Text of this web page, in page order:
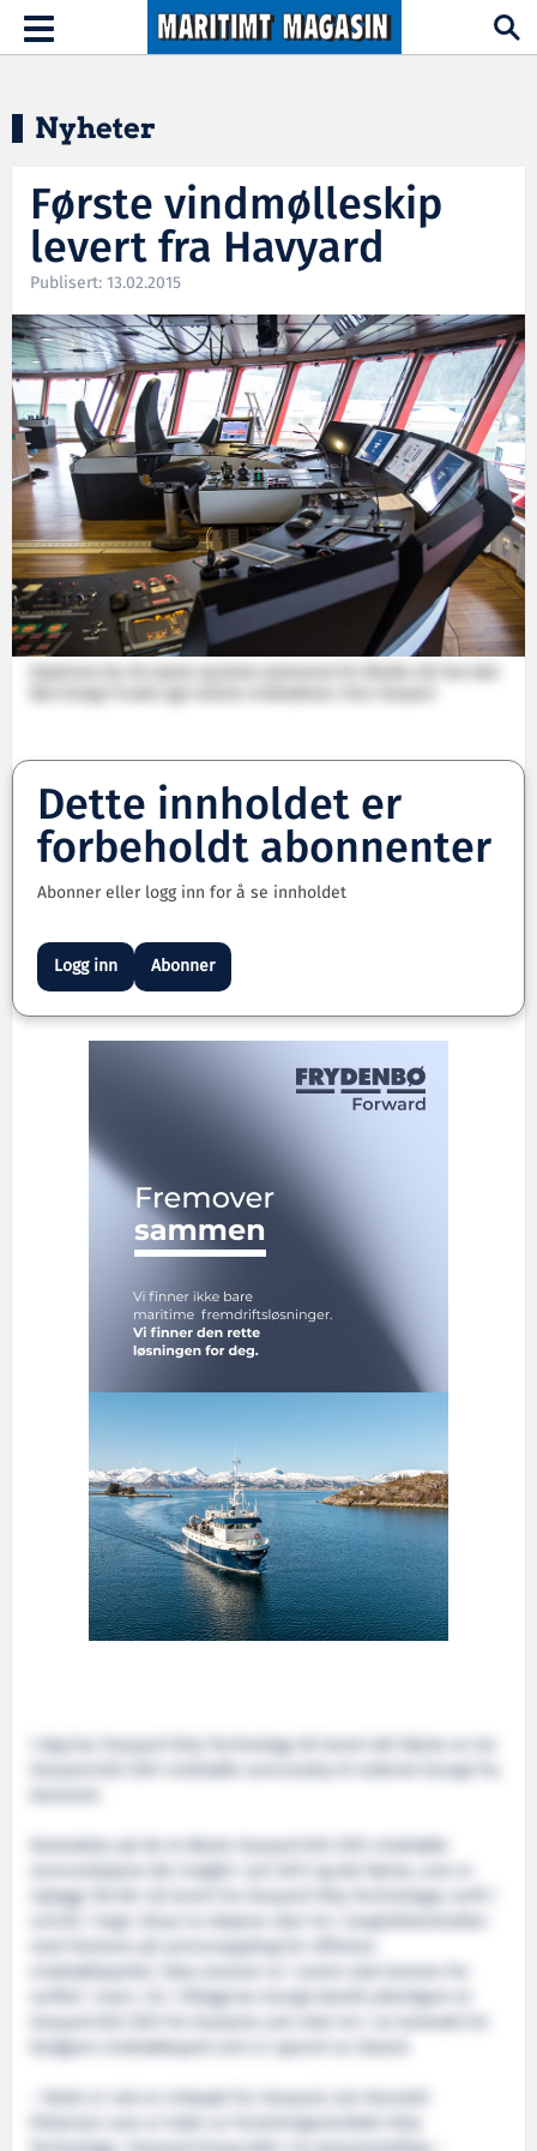
Hopp til hovedinnhold
Toggle
navigation
Nyheter
Første vindmølleskip
levert fra Havyard
Publisert: 13.02.2015
Dette innholdet er
forbeholdt abonnenter
Abonner eller logg inn for å se innholdet
Logg inn Abonner
I dag har Havyard Ship Technology AS levert det første av tre
Havyard 832 SOV vindmølle serviceskip til rederiet Esvagt fra
Kontrakten på de to første Havyard 832 SOV vindmølle
serviceskipene ble inngått i juli 2013 og det første, som er
nybygg 118 blir nå levert fra Havyard Ship Technologys verft i
Leirvik i Sogn. Disse to skipene skal inn i langtidskontrakter
med Siemens på serviceoppdrag for offshore
vindmølleparker. Skip nummer to i serien skal leveres fra
verftet i mars i år. I tillegg har Esvagt bestilt ytterligere et
Dudgeon vindmøllepark som er operert av Statoil.
– Dette er nok en milepæl for Havyard, sier Kenneth
Pettersen som er leder av forretningsområdet Ship